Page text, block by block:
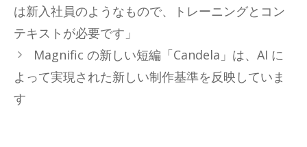
リ
ー
は新入社員のようなもので、トレーニングとコン
テキストが必要です」
Magnific の新しい短編「Candela」は、AI に
よって実現された新しい制作基準を反映していま
す